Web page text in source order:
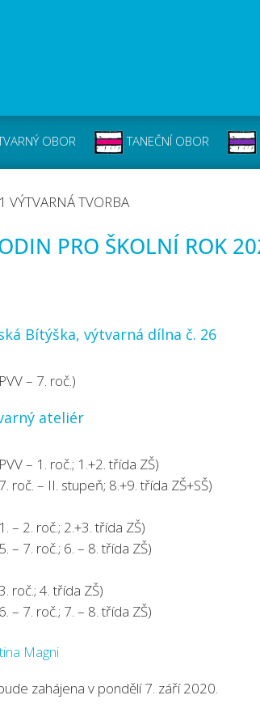
OBOR TANEČNÍ OBOR
TVORBA
PRO ŠKOLNÍ ROK
Bítýška, výtvarná dílna č. 26
– 7. roč.)
ateliér
– 1. roč.; 1.+2. třída ZŠ)
roč. – II. stupeň; 8.+9. třída ZŠ+SŠ)
– 2. roč.; 2.+3. třída ZŠ)
– 7. roč.; 6. – 8. třída ZŠ)
roč.; 4. třída ZŠ)
– 7. roč.; 7. – 8. třída ZŠ)
Magni
zahájena v pondělí 7. září 2020.